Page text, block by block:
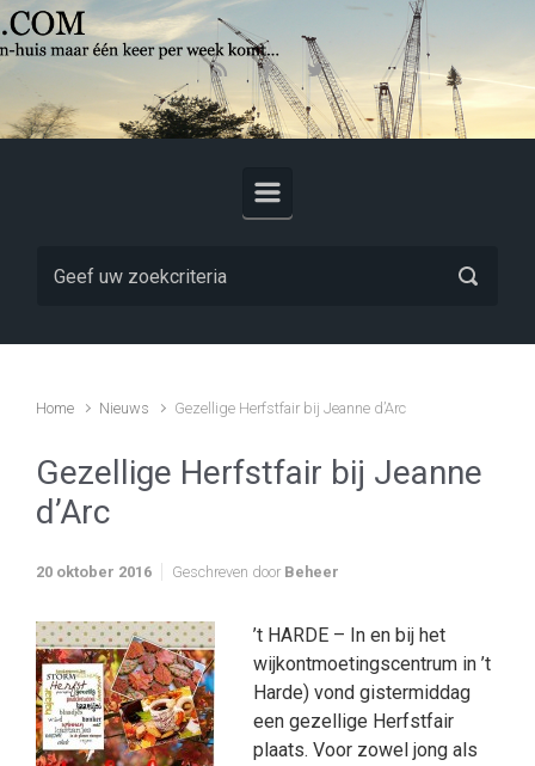
Skip to main content
Home Nieuws Gezellige Herfstfair bij Jeanne d’Arc
Gezellige Herfstfair bij Jeanne
d’Arc
20 oktober 2016 Geschreven door Beheer
’t HARDE – In en bij het
wijkontmoetingscentrum in ’t
Harde) vond gistermiddag
een gezellige Herfstfair
plaats. Voor zowel jong als